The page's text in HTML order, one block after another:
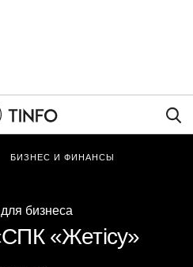
БИЗНЕС И ФИНАНСЫ
бизнеса
«Жетісу»